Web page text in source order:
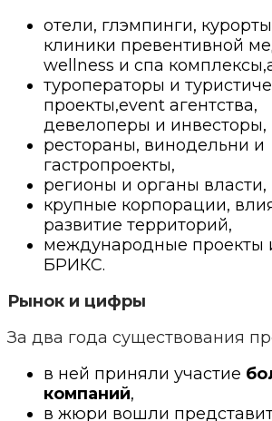
отели, глэмпинги,
клиники превентивной
wellness и спа
туроператоры и
проекты,event агентства,
девелоперы и инвесторы,
рестораны, винодельни и
гастропроекты,
регионы и органы власти,
крупные корпорации,
развитие территорий,
международные проекты
БРИКС.
Рынок и цифры
За два года существования
в ней приняли участие
компаний,
в жюри вошли